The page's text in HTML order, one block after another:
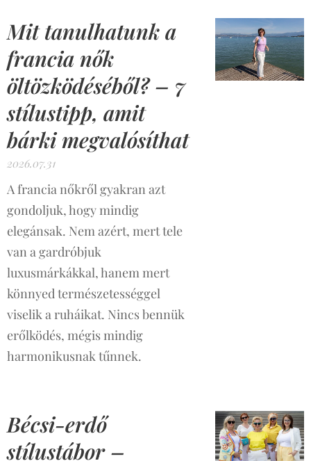
Mit tanulhatunk a
francia nők
öltözködéséből? – 7
stílustipp, amit
bárki megvalósíthat
2026.07.31
A francia nőkről gyakran azt
gondoljuk, hogy mindig
elegánsak. Nem azért, mert tele
van a gardróbjuk
luxusmárkákkal, hanem mert
könnyed természetességgel
viselik a ruháikat. Nincs bennük
erőlködés, mégis mindig
harmonikusnak tűnnek.
Bécsi-erdő
stílustábor –